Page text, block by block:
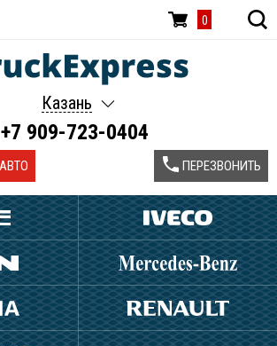
0
Казань
+7 909-723-0404